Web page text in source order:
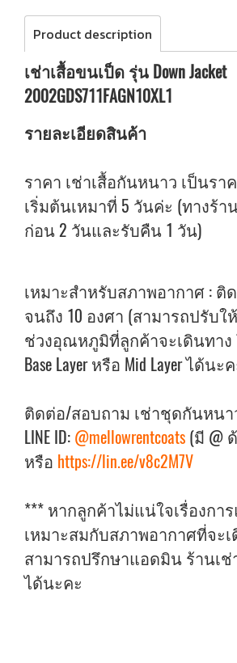
Product description
เช่าเสื้อขนเป็ด รุ่น Down Jacket
2002GDS711FAGN10XL1
รายละเอียดสินค้า
ราคา เช่าเสื้อกันหนาว เป็นรา
เริ่มต้นเหมาที่ 5 วันค่ะ (ทางร้า
ก่อน 2 วันและรับคืน 1 วัน)
เหมาะสำหรับสภาพอากาศ : ติ
จนถึง 10 องศา (สามารถปรับใ
ช่วงอุณหภูมิที่ลูกค้าจะเดินทาง
Base Layer หรือ Mid Layer ได้นะ
ติดต่อ/สอบถาม เช่าชุดกันหนา
LINE ID: @mellowrentcoats (มี @
หรือ https://lin.ee/v8c2M7V
*** หากลูกค้าไม่แน่ใจเรื่องกา
เหมาะสมกับสภาพอากาศที่จะ
สามารถปรึกษาแอดมิน ร้านเช่
ได้นะคะ